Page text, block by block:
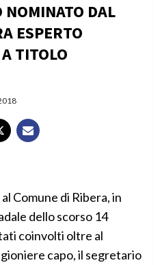
NOMINATO DAL
ESPERTO
TITOLO
Comune di Ribera, in
dello scorso 14
coinvolti oltre al
capo, il segretario